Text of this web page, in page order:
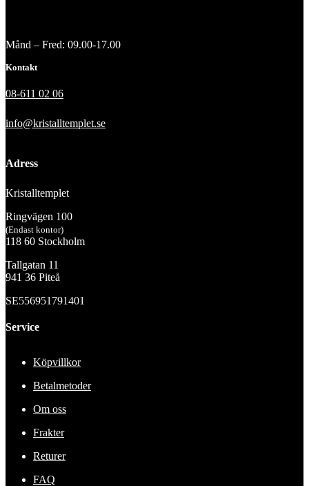
Månd – Fred: 09.00-17.00
Kontakt
08-611 02 06
info@kristalltemplet.se
Adress
Kristalltemplet
Ringvägen 100
(Endast kontor)
118 60 Stockholm
Tallgatan 11
941 36 Piteå
SE556951791401
Service
Köpvillkor
Betalmetoder
Om oss
Frakter
Returer
FAQ